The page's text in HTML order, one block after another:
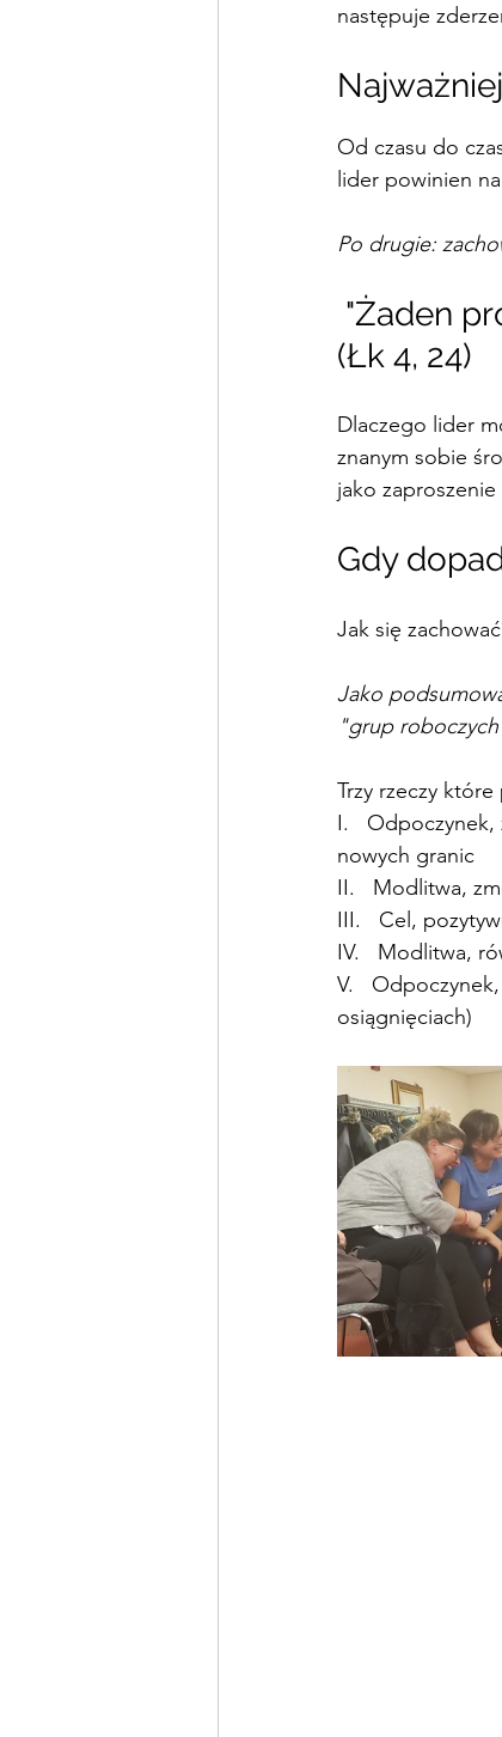
następuje
Od czasu do
lider powinien
Po drugie:
(Łk 4, 24)
Dlaczego lider
znanym sobie
jako
Gdy
Jak się
Jako
"grup
Trzy rzeczy
I.   Odpoczynek,
nowych granic
II.   Modlitwa,
III.   Cel,
IV.   Modlitwa,
V.
osiągnięciach)